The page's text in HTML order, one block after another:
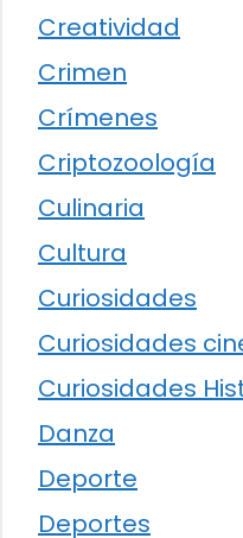
Creatividad
Crimen
Crímenes
Criptozoología
Culinaria
Cultura
Curiosidades
Curiosidades
Curiosidades
Danza
Deporte
Deportes